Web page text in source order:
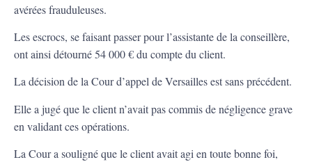
avérées frauduleuses.
Les escrocs, se faisant passer pour l’assistante de la conseillère,
ont ainsi détourné 54 000 € du compte du client.
La décision de la Cour d’appel de Versailles est sans précédent.
Elle a jugé que le client n’avait pas commis de négligence grave
en validant ces opérations.
La Cour a souligné que le client avait agi en toute bonne foi,